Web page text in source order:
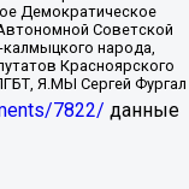
Демократическое
Советской
народа,
Красноярского
Я.МЫ Сергей Фургал
7822/ данные